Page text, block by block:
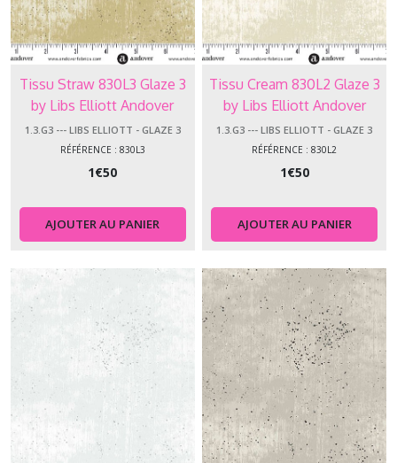
Tissu Straw 830L3 Glaze 3
by Libs Elliott Andover
Makower
1.3.G3 --- LIBS ELLIOTT - GLAZE 3
RÉFÉRENCE : 830L3
1€50
AJOUTER AU PANIER
Tissu Cream 830L2 Glaze 3
by Libs Elliott Andover
Makower
1.3.G3 --- LIBS ELLIOTT - GLAZE 3
RÉFÉRENCE : 830L2
1€50
AJOUTER AU PANIER
1.3.LR
-
-
-
Revival
(2)
1.3.XM
-
Metallics
1.3.SE
Xmas
21
(2)